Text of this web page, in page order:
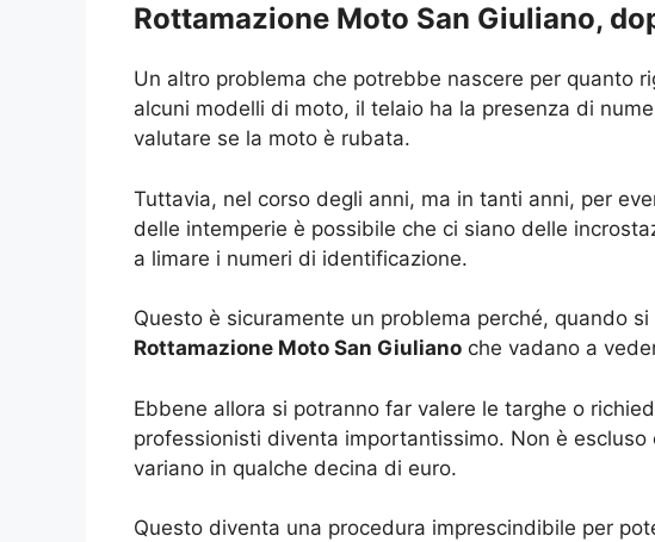
Rottamazione Moto San Giuliano,
Un altro problema che potrebbe nascere per quanto
alcuni modelli di moto, il telaio ha la presenza di
valutare se la moto è rubata.
Tuttavia, nel corso degli anni, ma in tanti anni, per
delle intemperie è possibile che ci siano delle
a limare i numeri di identificazione.
Questo è sicuramente un problema perché, quando
Rottamazione Moto San Giuliano che vadano a
Ebbene allora si potranno far valere le targhe o
professionisti diventa importantissimo. Non è
variano in qualche decina di euro.
Questo diventa una procedura imprescindibile per